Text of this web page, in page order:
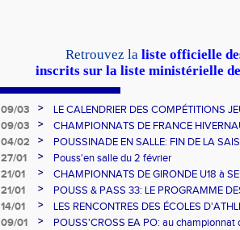
Retrouvez laliste officielle
inscrits sur la liste ministérielle
09/03 >
LE CALENDRIER DES COMPÉTITIONS
09/03
>
CHAMPIONNATS DE FRANCE
qui sont montés sur la boite
04/02 >
POUSSINADE EN SALLE: FIN DE LA
JEUNES POUSSES
27/01 >
Pouss'en salle du 2 février
21/01
>
CHAMPIONNATS DE GIRONDE U18 à
département
21/01 >
POUSS & PASS 33: LE PROGRAMME
14/01
>
LES RENCONTRES DES ÉCOLES
2020
09/01 >
POUSS'CROSS EA PO: au championnat